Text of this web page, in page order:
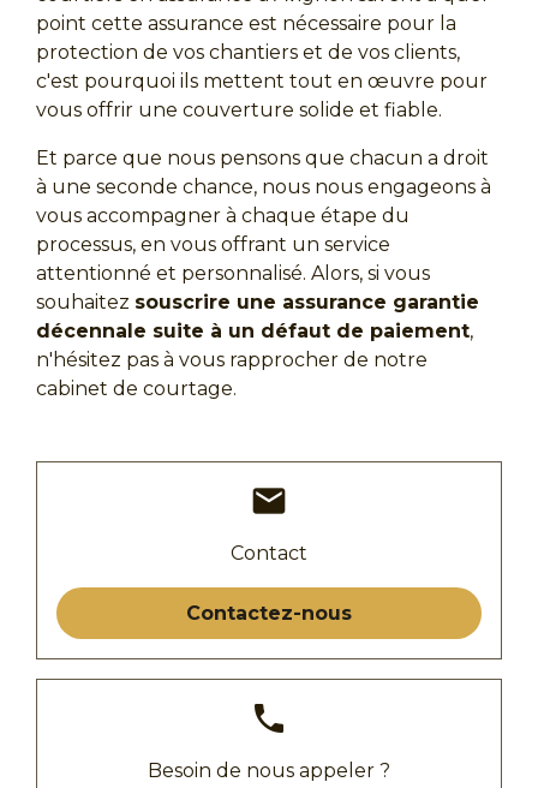
point cette assurance est nécessaire pour la
protection de vos chantiers et de vos clients,
c'est pourquoi ils mettent tout en œuvre pour
vous offrir une couverture solide et fiable.
Et parce que nous pensons que chacun a droit
à une seconde chance, nous nous engageons à
vous accompagner à chaque étape du
processus, en vous offrant un service
attentionné et personnalisé. Alors, si vous
souhaitez souscrire une assurance garantie
décennale suite à un défaut de paiement,
n'hésitez pas à vous rapprocher de notre
cabinet de courtage.
mail
Contact
Contactez-nous
phone
Besoin de nous appeler ?